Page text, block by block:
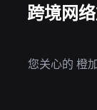
跨境网
您关心的 橙